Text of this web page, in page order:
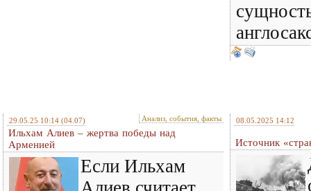
29.05.25 10:14 (04.07) Анализ, события, факты
Ильхам Алиев – жертва победы над
Арменией
Если Ильхам
08.05.2025 14:12
Источник